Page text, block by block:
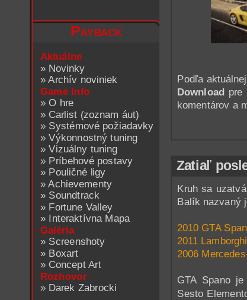
Payback
Aktuálne
» Novinky
»Archív noviniek
Game Info
»O hre
» Carlist (zoznam áut)
» Systémové požiadavky
»Výkonnostný tuning
»Vizuálny tuning
» Príbehové postavy
» Pouličné ligy
»Achievementy
» Soundtrack
» Fortune Valley
» Interaktívna Mapa
Galéria
» Screenshoty
» Boxart
» Concept Art
Rozhovor
» Darek Zabrocki
Podľa
Download pre
komentárov a
Zatiaľ
Kruh sa
Balík nazvaný
2010 GTA
2011
2006
GTA Spano
Sesto